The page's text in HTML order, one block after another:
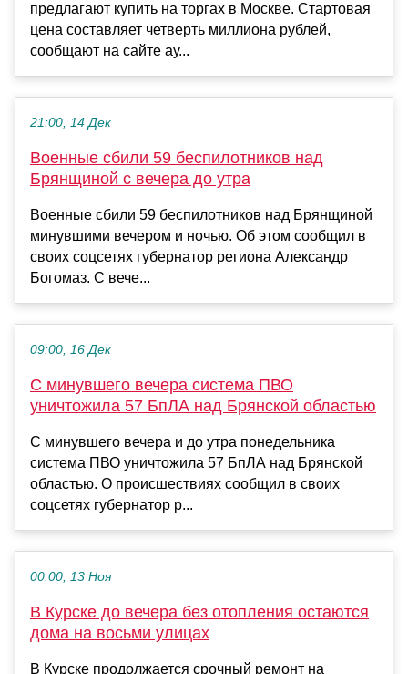
предлагают купить на торгах в Москве. Стартовая
цена составляет четверть миллиона рублей,
сообщают на сайте ау...
21:00, 14 Дек
Военные сбили 59 беспилотников над
Брянщиной с вечера до утра
Военные сбили 59 беспилотников над Брянщиной
минувшими вечером и ночью. Об этом сообщил в
своих соцсетях губернатор региона Александр
Богомаз. С вече...
09:00, 16 Дек
С минувшего вечера система ПВО
уничтожила 57 БпЛА над Брянской областью
С минувшего вечера и до утра понедельника
система ПВО уничтожила 57 БпЛА над Брянской
областью. О происшествиях сообщил в своих
соцсетях губернатор р...
00:00, 13 Ноя
В Курске до вечера без отопления остаются
дома на восьми улицах
В Курске продолжается срочный ремонт на